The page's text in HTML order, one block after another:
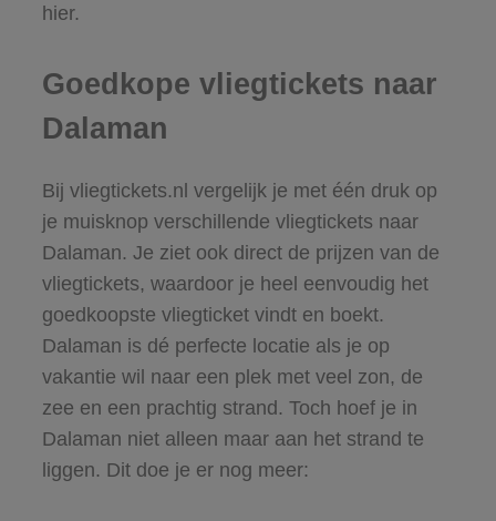
hier.
Goedkope vliegtickets naar
Dalaman
Bij vliegtickets.nl vergelijk je met één druk op
je muisknop verschillende vliegtickets naar
Dalaman. Je ziet ook direct de prijzen van de
vliegtickets, waardoor je heel eenvoudig het
goedkoopste vliegticket vindt en boekt.
Dalaman is dé perfecte locatie als je op
vakantie wil naar een plek met veel zon, de
zee en een prachtig strand. Toch hoef je in
Dalaman niet alleen maar aan het strand te
liggen. Dit doe je er nog meer: